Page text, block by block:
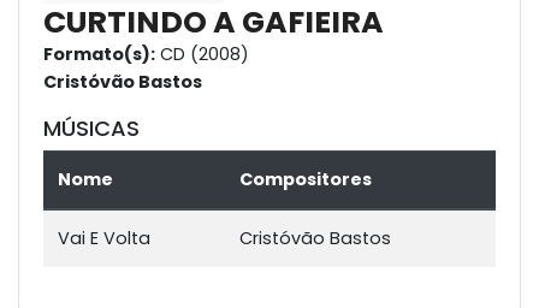
CURTINDO A GAFIEIRA
Formato(s): CD (2008)
Cristóvão Bastos
MÚSICAS
Nome Compositores
Vai E Volta Cristóvão Bastos